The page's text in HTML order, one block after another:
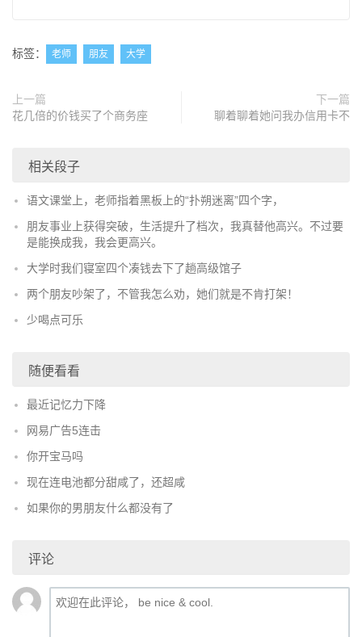
标签： 老师 朋友 大学
上一篇
花几倍的价钱买了个商务座
下一篇
聊着聊着她问我办信用卡不
相关段子
语文课堂上，老师指着黑板上的“扑朔迷离”四个字，
朋友事业上获得突破，生活提升了档次，我真替他高兴。不过要
是能换成我，我会更高兴。
大学时我们寝室四个凑钱去下了趟高级馆子
两个朋友吵架了，不管我怎么劝，她们就是不肯打架！
少喝点可乐
随便看看
最近记忆力下降
网易广告5连击
你开宝马吗
现在连电池都分甜咸了，还超咸
如果你的男朋友什么都没有了
评论